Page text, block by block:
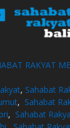
RAKYAT
, Sahabat
, Sahabat
, Sahabat